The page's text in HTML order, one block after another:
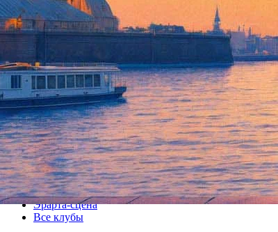
В Петербурге прозвучат
23 мая 2016, понедельник,20.00
Версия для печати
Все концерты
Эрарта-сцена
Все клубы